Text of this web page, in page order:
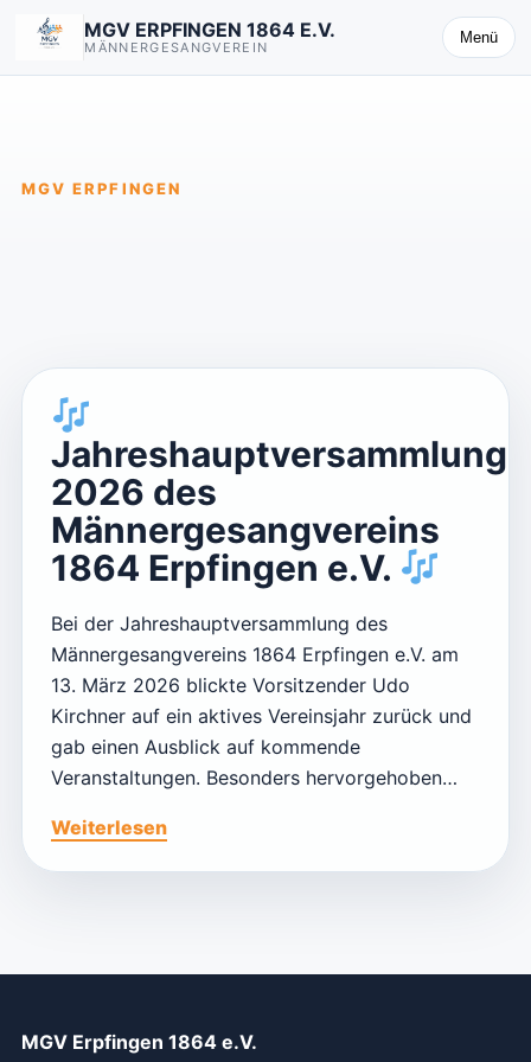
MGV ERPFINGEN 1864 E.V.
MÄNNERGESANGVEREIN
Menü
MGV ERPFINGEN
Jahreshauptversammlung
2026 des
Männergesangvereins
1864 Erpfingen e.V.
Bei der Jahreshauptversammlung des
Männergesangvereins 1864 Erpfingen e.V. am
13. März 2026 blickte Vorsitzender Udo
Kirchner auf ein aktives Vereinsjahr zurück und
gab einen Ausblick auf kommende
Veranstaltungen. Besonders hervorgehoben…
Weiterlesen
MGV Erpfingen 1864 e.V.